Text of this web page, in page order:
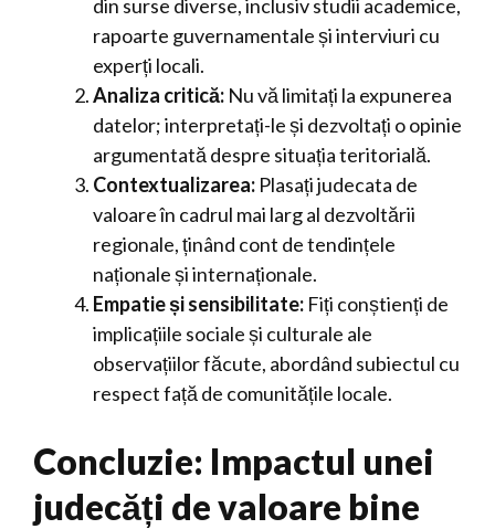
din surse diverse, inclusiv studii academice,
rapoarte guvernamentale și interviuri cu
experți locali.
Analiza critică: Nu vă limitați la expunerea
datelor; interpretați-le și dezvoltați o opinie
argumentată despre situația teritorială.
Contextualizarea: Plasați judecata de
valoare în cadrul mai larg al dezvoltării
regionale, ținând cont de tendințele
naționale și internaționale.
Empatie și sensibilitate: Fiți conștienți de
implicațiile sociale și culturale ale
observațiilor făcute, abordând subiectul cu
respect față de comunitățile locale.
Concluzie: Impactul unei
judecăți de valoare bine